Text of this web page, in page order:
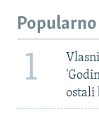
Popularno
1
ostali